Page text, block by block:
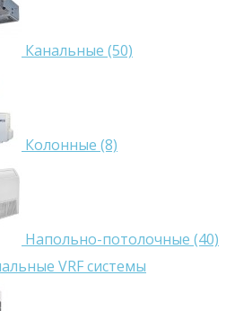
Канальные (50)
Колонные (8)
Напольно-потолочные (40)
VRF системы